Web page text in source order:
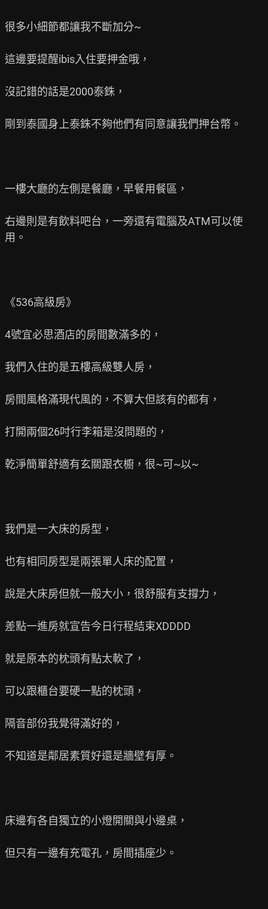
很多小細節都讓我不斷加分~
這邊要提醒ibis入住要押金哦，
沒記錯的話是2000泰銖，
剛到泰國身上泰銖不夠他們有同意讓我們押台幣。
一樓大廳的左側是餐廳，早餐用餐區，
右邊則是有飲料吧台，一旁還有電腦及ATM可以使
用。
《536高級房》
4號宜必思酒店的房間數滿多的，
我們入住的是五樓高級雙人房，
房間風格滿現代風的，不算大但該有的都有，
打開兩個26吋行李箱是沒問題的，
乾淨簡單舒適有玄關跟衣櫥，很~可~以~
我們是一大床的房型，
也有相同房型是兩張單人床的配置，
說是大床房但就一般大小，很舒服有支撐力，
差點一進房就宣告今日行程結束XDDDD
就是原本的枕頭有點太軟了，
可以跟櫃台要硬一點的枕頭，
隔音部份我覺得滿好的，
不知道是鄰居素質好還是牆壁有厚。
床邊有各自獨立的小燈開關與小邊桌，
但只有一邊有充電孔，房間插座少。